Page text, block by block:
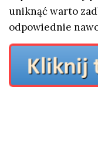
uniknąć warto
odpowiednie